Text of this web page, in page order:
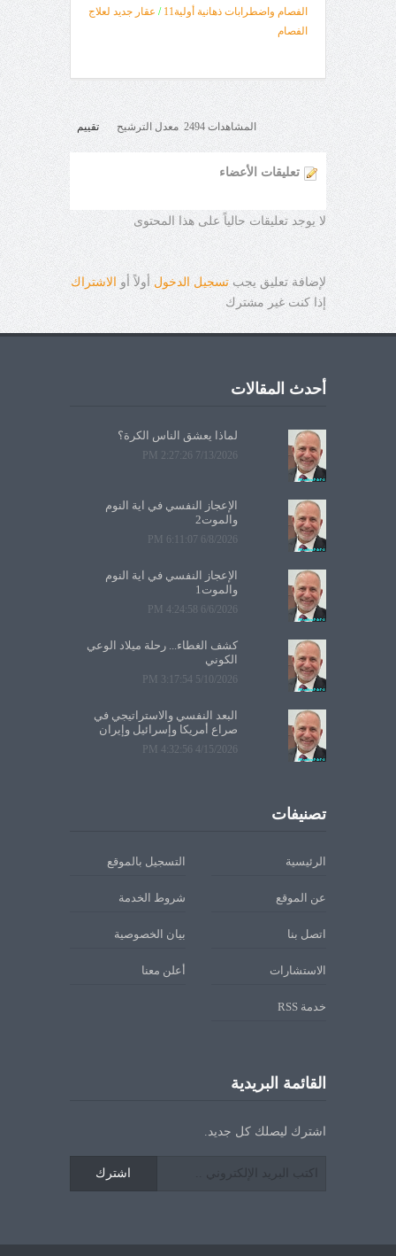
الفصام واضطرابات ذهانية أولية11 / عقار جديد لعلاج
الفصام
المشاهدات 2494 معدل الترشيح تقييم
تعليقات الأعضاء
لا يوجد تعليقات حالياً على هذا المحتوى
لإضافة تعليق يجبتسجيل الدخول أولاً أو
الاشتراك
إذا كنت غير مشترك
أحدث المقالات
لماذا يعشق الناس الكرة؟
7/13/2026 2:27:26 PM
الإعجاز النفسي في آية النوم
والموت2
6/8/2026 6:11:07 PM
الإعجاز النفسي في آية النوم
والموت1
6/6/2026 4:24:58 PM
كشف الغطاء... رحلة ميلاد الوعي
الكوني
5/10/2026 3:17:54 PM
البعد النفسي والاستراتيجي في
صراع أمريكا وإسرائيل وإيران
4/15/2026 4:32:56 PM
تصنيفات
الرئيسية التسجيل بالموقع
عن الموقع شروط الخدمة
اتصل بنا بيان الخصوصية
الاستشارات أعلن معنا
خدمة RSS
القائمة البريدية
اشترك ليصلك كل جديد.
اشترك